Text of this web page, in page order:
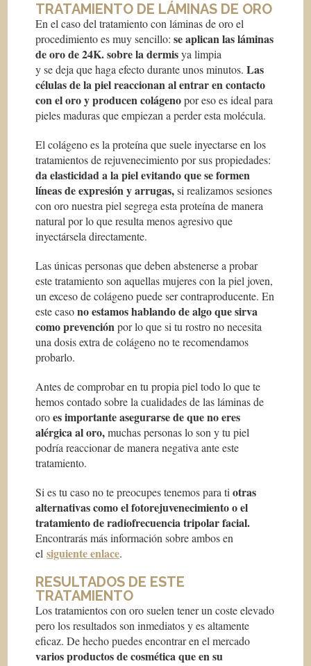
TRATAMIENTO DE LÁMINAS DE ORO
En el caso del tratamiento con láminas de oro el
procedimiento es muy sencillo:se aplican las láminas
de oro de 24K. sobre la dermisya limpia
y se deja que haga efecto durante unos minutos.Las
células de la piel reaccionan al entrar en contacto
con el oro y producen colágenopor eso es ideal para
pieles maduras que empiezan a perder esta molécula.
El colágeno es la proteína que suele inyectarse en los
tratamientos de rejuvenecimiento por sus propiedades:
da elasticidad a la piel evitando que se formen
líneas de expresión y arrugas,si realizamos sesiones
con oro nuestra piel segrega esta proteína de manera
natural por lo que resulta menos agresivo que
inyectársela directamente.
Las únicas personas que deben abstenerse a probar
este tratamiento son aquellas mujeres con la piel joven,
un exceso de colágeno puede ser contraproducente. En
este casono estamos hablando de algo que sirva
como prevenciónpor lo que si tu rostro no necesita
una dosis extra de colágeno no te recomendamos
probarlo.
Antes de comprobar en tu propia piel todo lo que te
hemos contado sobre la cualidades de las láminas de
oroes importante asegurarse de que no eres
alérgica al oro,muchas personas lo son y tu piel
podría reaccionar de manera negativa ante este
tratamiento.
Si es tu caso no te preocupes tenemos para tiotras
alternativas como el fotorejuvenecimiento o el
tratamiento de radiofrecuencia tripolar facial.
Encontrarás más información sobre ambos en
elsiguiente enlace.
RESULTADOS DE ESTE
TRATAMIENTO
Los tratamientos con oro suelen tener un coste elevado
pero los resultados son inmediatos y es altamente
eficaz. De hecho puedes encontrar en el mercado
varios productos de cosmética que en su